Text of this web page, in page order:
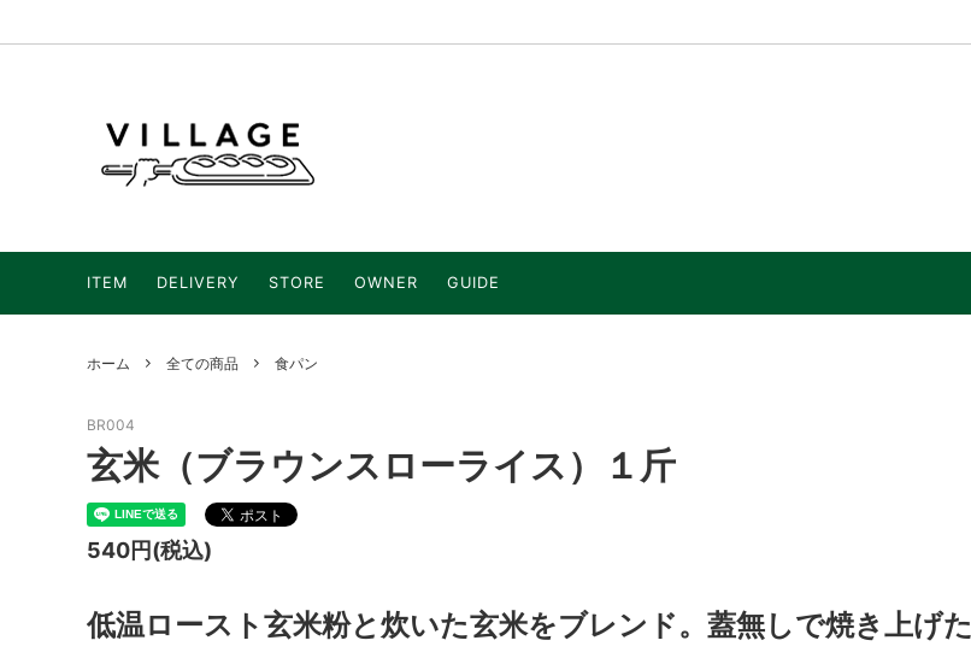
全ての商品
christmas
STORE
OWNER
ITEM DELIVERY STORE OWNER GUIDE
ホーム 全ての商品 食パン
BR004
玄米（ブラウンスローライス）１斤
540円(税込)
低温ロースト玄米粉と炊いた玄米をブレンド。蓋無しで焼き上げた